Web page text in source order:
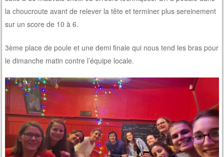
la choucroute avant de relever la tête et terminer plus sereinement
sur un score de 10 à 6.
3ème place de poule et une demi finale qui nous tend les bras pour
le dimanche matin contre l’équipe locale.